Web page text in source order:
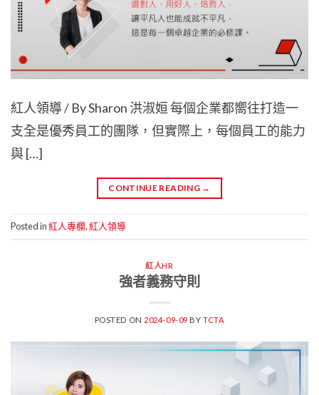
紅人領導 / By Sharon 洪淑姮 每個企業都嚮往打造一
支全是優秀員工的團隊，但實際上，每個員工的能力
與 […]
CONTINUE READING →
Posted in紅人專欄,紅人領導
紅人HR
強者義務守則
POSTED ON 2024-09-09 BYTCTA